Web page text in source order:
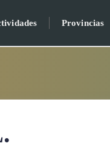
Provincias